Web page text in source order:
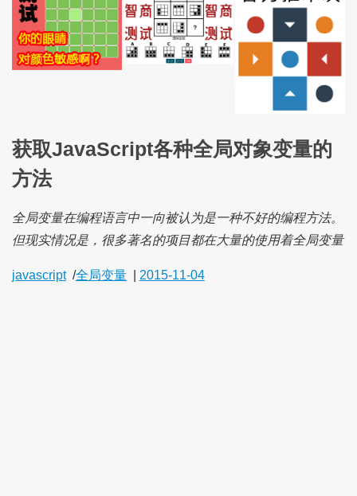
获取JavaScript各种全局对象变量的
方法
全局变量在编程语言中一向被认为是一种不好的编程方法。
但现实情况是，很多著名的项目都在大量的使用着全局变量
javascript /全局变量 2015-11-04